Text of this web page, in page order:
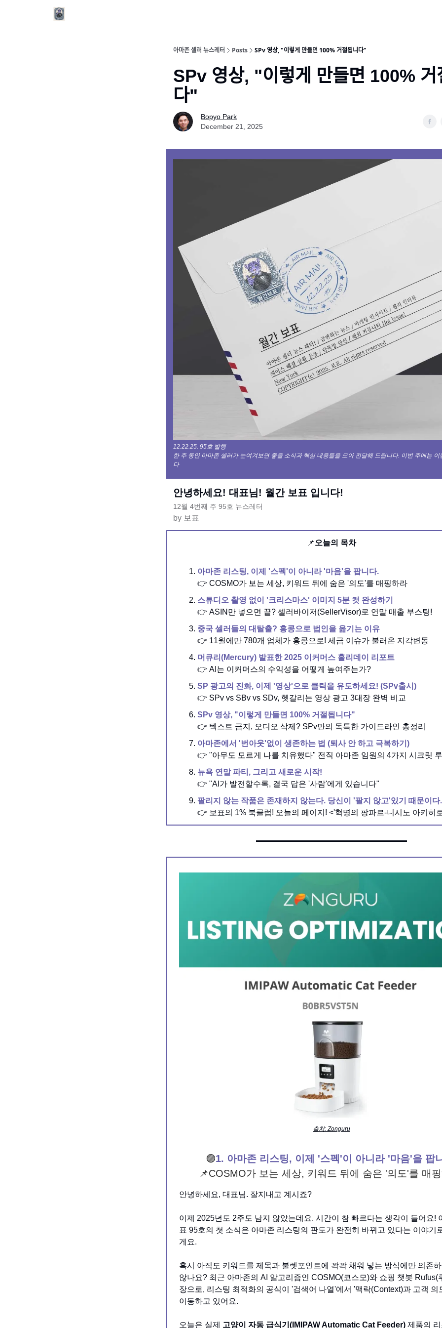
아마존 셀러 뉴스레터 Posts SPv 영상, "이렇게 만들면 100% 거절됩니다"
SPv 영상, "이렇게 만들면 100%
다"
Bopyo Park
December 21, 2025
12.22.25. 95호 발행
한 주 동안 아마존 셀러가 눈여겨보면 좋을 소식과 핵심 내용들을 모아 전달해 드립니다. 이번 주에는 이
다
안녕하세요! 대표님! 월간 보표 입니다!
12월 4번째 주 95호 뉴스레터
by 보표
📌오늘의 목차
아마존 리스팅, 이제 '스펙'이 아니라 '마음'을 팝니다.
👉 COSMO가 보는 세상, 키워드 뒤에 숨은 '의도'를 매핑하라
스튜디오 촬영 없이 '크리스마스' 이미지 5분 컷 완성하기
👉 ASIN만 넣으면 끝? 셀러바이저(SellerVisor)로 연말 매출 부스팅!
중국 셀러들의 대탈출? 홍콩으로 법인을 옮기는 이유
👉 11월에만 780개 업체가 홍콩으로! 세금 이슈가 불러온 지각변동
머큐리(Mercury) 발표한 2025 이커머스 홀리데이 리포트
👉 AI는 이커머스의 수익성을 어떻게 높여주는가?
SP 광고의 진화, 이제 '영상'으로 클릭을 유도하세요! (SPv출시)
👉 SPv vs SBv vs SDv, 헷갈리는 영상 광고 3대장 완벽 비교
SPv 영상, "이렇게 만들면 100% 거절됩니다"
👉 텍스트 금지, 오디오 삭제? SPv만의 독특한 가이드라인 총정리
아마존에서 '번아웃'없이 생존하는 법 (퇴사 안 하고 극복하기)
👉 "아무도 모르게 나를 치유했다" 전직 아마존 임원의 4가지 시크릿
뉴욕 연말 파티, 그리고 새로운 시작!
👉 "AI가 발전할수록, 결국 답은 '사람'에게 있습니다"
팔리지 않는 작품은 존재하지 않는다. 당신이 '팔지 않고'있기 때문이다.
👉 보표의 1% 북클럽! 오늘의 페이지! <'혁명의 팡파르-니시노 아키히
출처: Zonguru
🟣1. 아마존 리스팅, 이제 '스펙'이 아니라 '마음'을 팝
📌COSMO가 보는 세상, 키워드 뒤에 숨은 '의도'를 매
안녕하세요, 대표님. 잘지내고 계시죠?
이제 2025년도 2주도 남지 않았는데요. 시간이 참 빠르다는 생각이 들어요!
표 95호의 첫 소식은 아마존 리스팅의 판도가 완전히 바뀌고 있다는 이야기
게요.
혹시 아직도 키워드를 제목과 불렛포인트에 꽉꽉 채워 넣는 방식에만 의존
않나요? 최근 아마존의 AI 알고리즘인 COSMO(코스모)와 쇼핑 챗봇 Rufus(
장으로, 리스팅 최적화의 공식이 '검색어 나열'에서 '맥락(Context)과 고객 의
이동하고 있어요.
오늘은 실제 고양이 자동 급식기(IMIPAW Automatic Cat Feeder) 제품의